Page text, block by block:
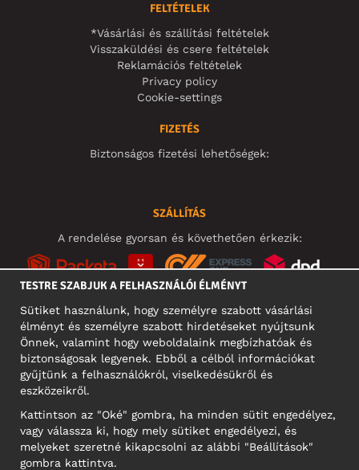
FELTÉTELEK
*Vásárlási és szállítási feltételek
Visszaküldési és csere feltételek
Reklamációs feltételek
Privacy policy
Cookie-settings
FIZETÉS
Biztonságos fizetési lehetőségek:
SZÁLLÍTÁS
A rendelése gyorsan és követhetően érkezik:
KÖZÖSSÉGI MÉDIA
Motley Denim Europe OÜ
Narva mnt 5, EE-10117 Tallinn
Reg: 12356245
TESTRE SZABJUK A FELHASZNÁLÓI ÉLMÉNYT
Sütiket használunk, hogy személyre szabott vásárlási
élményt és személyre szabott hirdetéseket nyújtsunk
Önnek, valamint hogy weboldalaink megbízhatóak és
biztonságosak legyenek. Ebből a célból információkat
gyűjtünk a felhasználókról, viselkedésükről és
eszközeikről.
Kattintson az "Oké" gombra, ha minden sütit engedélyez,
vagy válassza ki, hogy mely sütiket engedélyezi, és
melyeket szeretné kikapcsolni az alábbi "Beállítások"
gombra kattintva.